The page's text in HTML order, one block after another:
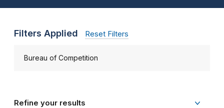
Filters Applied Reset Filters
Bureau of Competition
Refine your results